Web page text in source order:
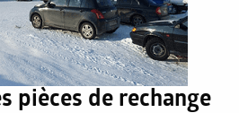
pièces de rechange